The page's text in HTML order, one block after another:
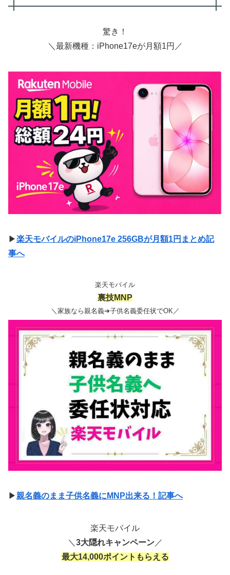
驚き！
＼最新機種：iPhone17eが月額1円／
▶楽天モバイルのiPhone17e 256GBが月額1円まとめ記
事へ
楽天モバイル
裏技MNP
＼家族なら親名義➔子供名義委任状でOK／
▶親名義のまま子供名義にMNP出来る！記事へ
楽天モバイル
＼ 3大隠れキャンペーン／
最大14,000ポイントもらえる